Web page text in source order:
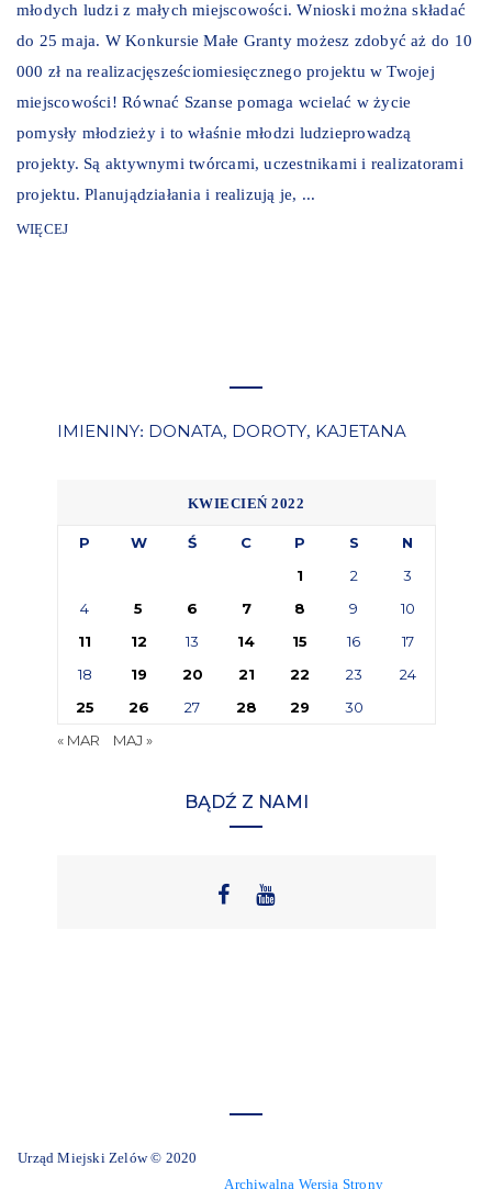
młodych ludzi z małych miejscowości. Wnioski można składać
do 25 maja. W Konkursie Małe Granty możesz zdobyć aż do 10
000 zł na realizacjęsześciomiesięcznego projektu w Twojej
miejscowości! Równać Szanse pomaga wcielać w życie
pomysły młodzieży i to właśnie młodzi ludzieprowadzą
projekty. Są aktywnymi twórcami, uczestnikami i realizatorami
projektu. Planujądziałania i realizują je, ...
WIĘCEJ
IMIENINY: DONATA, DOROTY, KAJETANA
KWIECIEŃ 2022
P W Ś C P S
N
1
2
3
4
5 6 7 8 9
10
11
12 13 14 15 16
17
18
19 20 21 22 23
24
25
26 27 28 29
30
« MAR
MAJ »
BĄDŹ Z NAMI
Urząd Miejski Zelów © 2020
Archiwalna Wersja Strony